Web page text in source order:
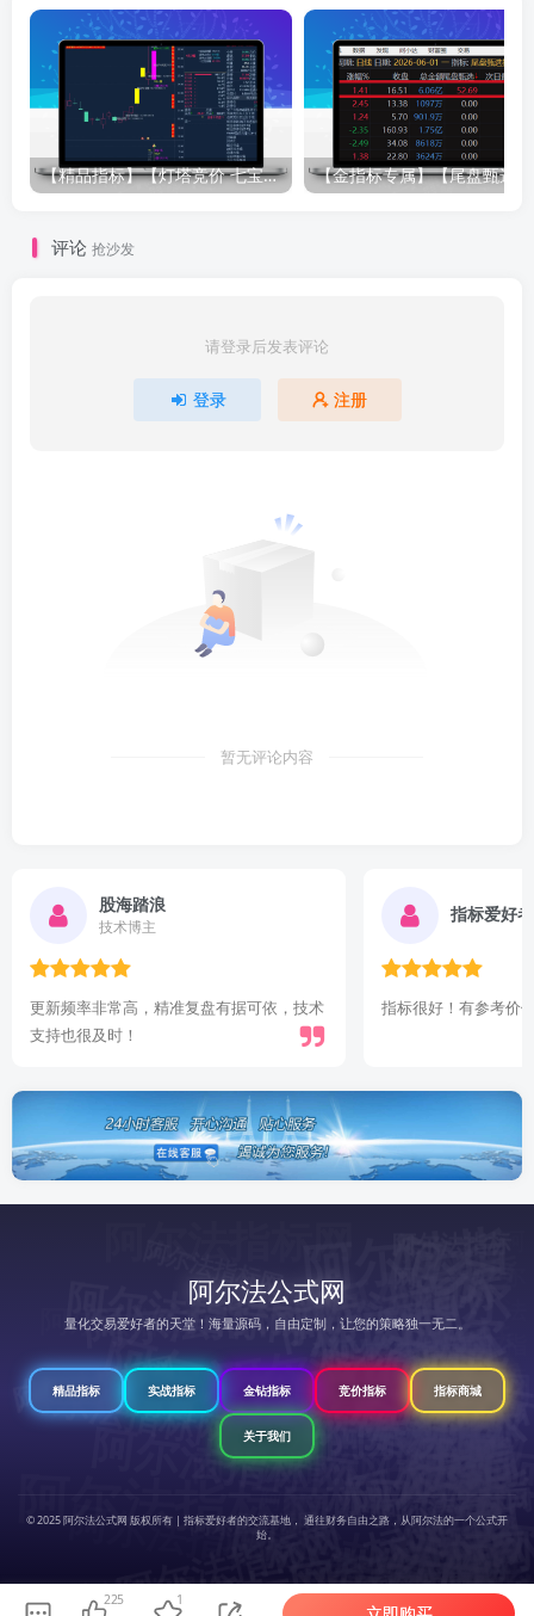
【精品指标】【灯塔竞价 七宝妙树 资金1号 龙年1号池】四合一完整版（众筹系列）
评论 抢沙发
请登录后发表评论
登录 注册
暂无评论内容
股海踏浪
技术博主
更新频率非常高，精准复盘有据可依，技术
支持也很及时！
指标爱好者
指标很好！有参考价
阿尔法指标网
阿尔
法指
标网
阿尔法指标网阿尔法指标网
阿尔法
指标网
阿尔法指标网
阿
尔
法
指
标
阿尔法指标网
阿尔法指标网
阿
尔
法
指
标
网
阿尔法指标网阿尔法指
标网
阿
尔
法
指
标
阿尔法指标网
阿尔法
指标网
阿尔法指标网
阿尔法指标网
阿尔法指标网 阿
尔
法
指
标
网
阿
尔
法
指
标
网
阿尔法指标网
标网
阿尔法指标网
阿尔法指标网 阿尔法指标网
阿尔法指标网
阿尔法指标
网
阿尔法指标网
阿尔法指标网
阿尔法指标网
阿尔法指标网
阿
尔
法
指
标
网
阿
尔
阿
尔
法
指
标
阿
尔
法
指
标
网
阿尔法指标网
阿尔
法指
阿尔法指标网 阿
尔
法
指
阿尔法指标网
阿
尔
法
指
标
网
阿尔法指标网
阿尔法指标网
阿尔法指标网
阿
尔
法
指
标
网
阿
尔
法
指
标
阿尔法
指标网
阿尔法指标网
阿
尔
法
指
标
网
阿
尔
法
标
阿尔法指标网
阿尔法指标网
网
阿尔法公式网
量化交易爱好者的天堂！海量源码，自由定制，让您的策略独一无二。
精品指标 实战指标 金钻指标 竞价指标 指标商城
关于我们
© 2025 阿尔法公式网 版权所有 | 指标爱好者的交流基地， 通往财务自由之路，从阿尔法的一个公式开
始。
225 1